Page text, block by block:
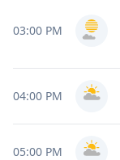
03:00 PM
04:00 PM
05:00 PM